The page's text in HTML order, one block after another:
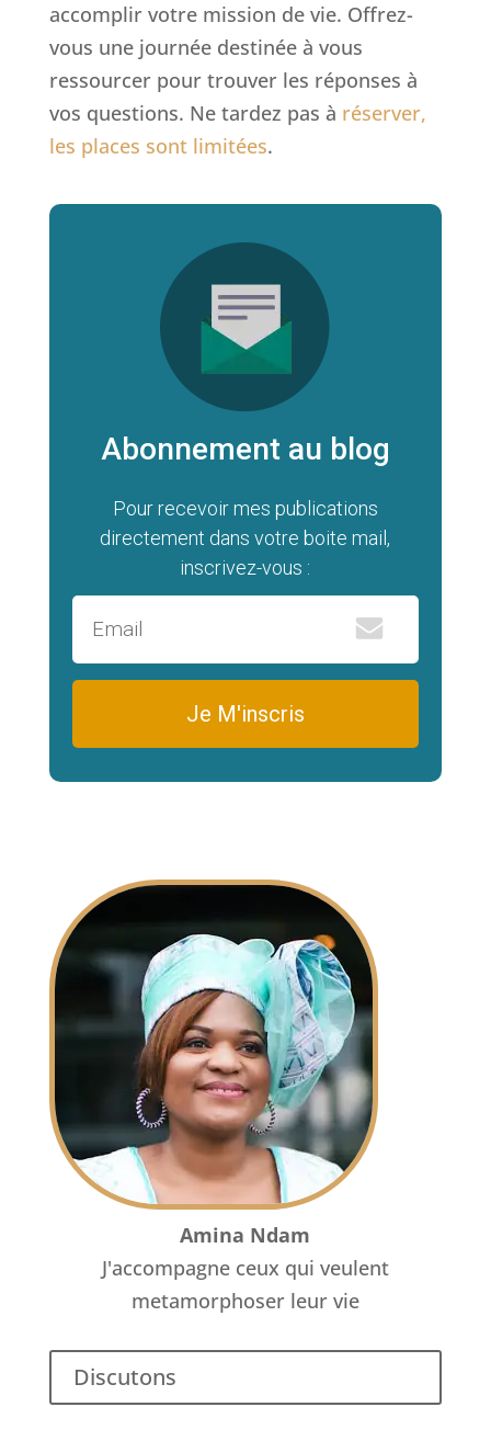
accomplir votre mission de vie. Offrez-
vous une journée destinée à vous
ressourcer pour trouver les réponses à
vos questions. Ne tardez pas à réserver,
les places sont limitées.
Abonnement au blog
Pour recevoir mes publications
directement dans votre boite mail,
inscrivez-vous :
Je M'inscris
Amina Ndam
J'accompagne ceux qui veulent
metamorphoser leur vie
Discutons